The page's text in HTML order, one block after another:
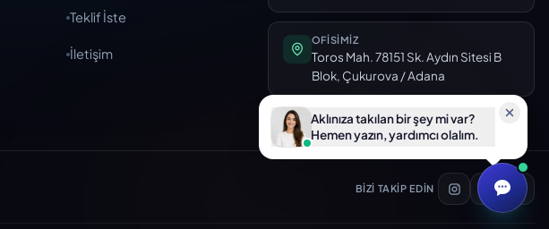
Teklif İste
İletişim
OFISIMIZ
Toros Mah. 78151 Sk. Aydın Sitesi B
Blok, Çukurova / Adana
BIZI TAKIP EDIN
Aklınıza takılan bir şey mi var?
Hemen yazın, yardımcı olalım.